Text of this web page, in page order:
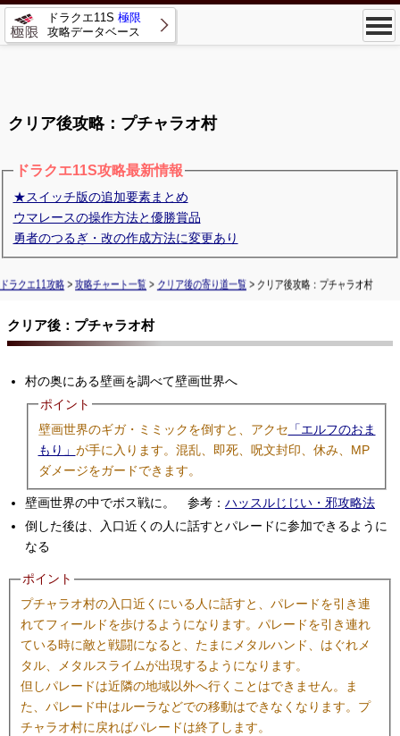
ドラクエ11S 極限
攻略データベース
クリア後攻略：プチャラオ村
ドラクエ11S攻略最新情報
★スイッチ版の追加要素まとめ
ウマレースの操作方法と優勝賞品
勇者のつるぎ・改の作成方法に変更あり
ドラクエ11攻略 > 攻略チャート一覧 > クリア後の寄り道一覧 > クリア後攻略：プチャラオ村
クリア後：プチャラオ村
村の奥にある壁画を調べて壁画世界へ
ポイント
壁画世界のギガ・ミミックを倒すと、アクセ 「エルフのおま
もり」 が手に入ります。混乱、即死、呪文封印、休み、MP
ダメージをガードできます。
壁画世界の中でボス戦に。 参考： ハッスルじじい・邪攻略法
倒した後は、入口近くの人に話すとパレードに参加できるように
なる
ポイント
プチャラオ村の入口近くにいる人に話すと、パレードを引き連
れてフィールドを歩けるようになります。パレードを引き連れ
ている時に敵と戦闘になると、たまにメタルハンド、はぐれメ
タル、メタルスライムが出現するようになります。
但しパレードは近隣の地域以外へ行くことはできません。ま
た、パレード中はルーラなどでの移動はできなくなります。プ
チャラオ村に戻ればパレードは終了します。